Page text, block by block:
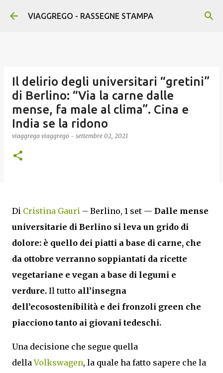
Passa ai contenuti principali
VIAGGREGO - RASSEGNE STAMPA
Il delirio degli universitari “gretini”
di Berlino: “Via la carne dalle
mense, fa male al clima”. Cina e
India se la ridono
viaggrego viaggrego - settembre 02, 2021
Di Cristina Gauri – Berlino, 1 set — Dalle mense
universitarie di Berlino si leva un grido di
dolore: è quello dei piatti a base di carne, che
da ottobre verranno soppiantati da ricette
vegetariane e vegan a base di legumi e
verdure. Il tutto all’insegna
dell’ecosostenibilità e dei fronzoli green che
piacciono tanto ai giovani tedeschi.
Una decisione che segue quella
dellaVolkswagen, la quale ha fatto sapere che la